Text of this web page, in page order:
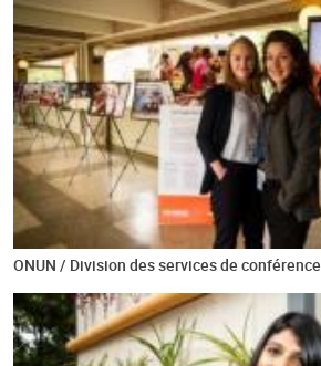
ONUN / Division des services de conférence